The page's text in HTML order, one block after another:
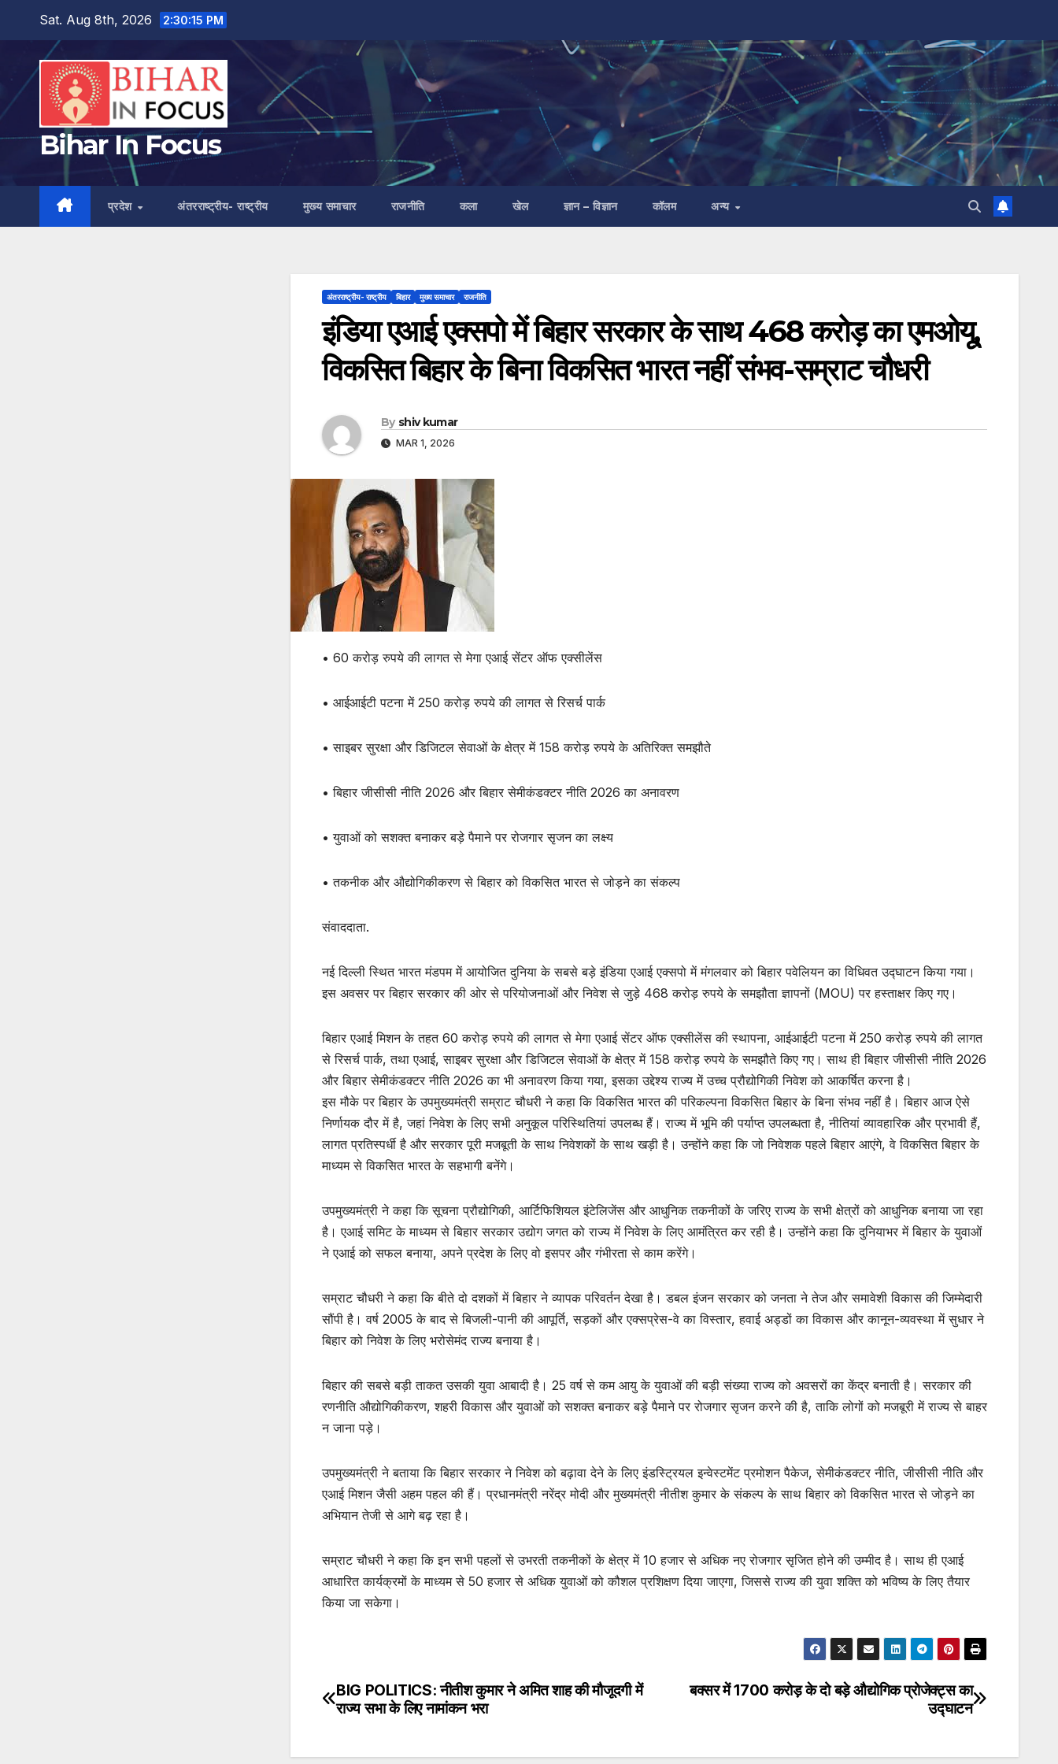
content
Sat. Aug 8th, 2026 2:30:16 PM
Bihar In Focus
प्रदेश अंतरराष्ट्रीय- राष्ट्रीय मुख्य समाचार राजनीति कला खेल ज्ञान – विज्ञान कॉलम अन्य
अंतरराष्ट्रीय- राष्ट्रीय बिहार मुख्य समाचार राजनीति
इंडिया एआई एक्सपो में बिहार सरकार के साथ 468 करोड़ का एमओयू,
विकसित बिहार के बिना विकसित भारत नहीं संभव-सम्राट चौधरी
By shiv kumar
MAR 1, 2026
• 60 करोड़ रुपये की लागत से मेगा एआई सेंटर ऑफ एक्सीलेंस
• आईआईटी पटना में 250 करोड़ रुपये की लागत से रिसर्च पार्क
• साइबर सुरक्षा और डिजिटल सेवाओं के क्षेत्र में 158 करोड़ रुपये के अतिरिक्त समझौते
• बिहार जीसीसी नीति 2026 और बिहार सेमीकंडक्टर नीति 2026 का अनावरण
• युवाओं को सशक्त बनाकर बड़े पैमाने पर रोजगार सृजन का लक्ष्य
• तकनीक और औद्योगिकीकरण से बिहार को विकसित भारत से जोड़ने का संकल्प
संवाददाता.
नई दिल्ली स्थित भारत मंडपम में आयोजित दुनिया के सबसे बड़े इंडिया एआई एक्सपो में मंगलवार को बिहार पवेलियन का विधिवत उद्घाटन किया गया।
इस अवसर पर बिहार सरकार की ओर से परियोजनाओं और निवेश से जुड़े 468 करोड़ रुपये के समझौता ज्ञापनों (MOU) पर हस्ताक्षर किए गए।
बिहार एआई मिशन के तहत 60 करोड़ रुपये की लागत से मेगा एआई सेंटर ऑफ एक्सीलेंस की स्थापना, आईआईटी पटना में 250 करोड़ रुपये की लागत
से रिसर्च पार्क, तथा एआई, साइबर सुरक्षा और डिजिटल सेवाओं के क्षेत्र में 158 करोड़ रुपये के समझौते किए गए। साथ ही बिहार जीसीसी नीति 2026
और बिहार सेमीकंडक्टर नीति 2026 का भी अनावरण किया गया, इसका उद्देश्य राज्य में उच्च प्रौद्योगिकी निवेश को आकर्षित करना है।
इस मौके पर बिहार के उपमुख्यमंत्री सम्राट चौधरी ने कहा कि विकसित भारत की परिकल्पना विकसित बिहार के बिना संभव नहीं है। बिहार आज ऐसे
निर्णायक दौर में है, जहां निवेश के लिए सभी अनुकूल परिस्थितियां उपलब्ध हैं। राज्य में भूमि की पर्याप्त उपलब्धता है, नीतियां व्यावहारिक और प्रभावी हैं,
लागत प्रतिस्पर्धी है और सरकार पूरी मजबूती के साथ निवेशकों के साथ खड़ी है। उन्होंने कहा कि जो निवेशक पहले बिहार आएंगे, वे विकसित बिहार के
माध्यम से विकसित भारत के सहभागी बनेंगे।
उपमुख्यमंत्री ने कहा कि सूचना प्रौद्योगिकी, आर्टिफिशियल इंटेलिजेंस और आधुनिक तकनीकों के जरिए राज्य के सभी क्षेत्रों को आधुनिक बनाया जा रहा
है। एआई समिट के माध्यम से बिहार सरकार उद्योग जगत को राज्य में निवेश के लिए आमंत्रित कर रही है। उन्होंने कहा कि दुनियाभर में बिहार के युवाओं
ने एआई को सफल बनाया, अपने प्रदेश के लिए वो इसपर और गंभीरता से काम करेंगे।
सम्राट चौधरी ने कहा कि बीते दो दशकों में बिहार ने व्यापक परिवर्तन देखा है। डबल इंजन सरकार को जनता ने तेज और समावेशी विकास की जिम्मेदारी
सौंपी है। वर्ष 2005 के बाद से बिजली-पानी की आपूर्ति, सड़कों और एक्सप्रेस-वे का विस्तार, हवाई अड्डों का विकास और कानून-व्यवस्था में सुधार ने
बिहार को निवेश के लिए भरोसेमंद राज्य बनाया है।
बिहार की सबसे बड़ी ताकत उसकी युवा आबादी है। 25 वर्ष से कम आयु के युवाओं की बड़ी संख्या राज्य को अवसरों का केंद्र बनाती है। सरकार की
रणनीति औद्योगिकीकरण, शहरी विकास और युवाओं को सशक्त बनाकर बड़े पैमाने पर रोजगार सृजन करने की है, ताकि लोगों को मजबूरी में राज्य से बाहर
न जाना पड़े।
उपमुख्यमंत्री ने बताया कि बिहार सरकार ने निवेश को बढ़ावा देने के लिए इंडस्ट्रियल इन्वेस्टमेंट प्रमोशन पैकेज, सेमीकंडक्टर नीति, जीसीसी नीति और
एआई मिशन जैसी अहम पहल की हैं। प्रधानमंत्री नरेंद्र मोदी और मुख्यमंत्री नीतीश कुमार के संकल्प के साथ बिहार को विकसित भारत से जोड़ने का
अभियान तेजी से आगे बढ़ रहा है।
सम्राट चौधरी ने कहा कि इन सभी पहलों से उभरती तकनीकों के क्षेत्र में 10 हजार से अधिक नए रोजगार सृजित होने की उम्मीद है। साथ ही एआई
आधारित कार्यक्रमों के माध्यम से 50 हजार से अधिक युवाओं को कौशल प्रशिक्षण दिया जाएगा, जिससे राज्य की युवा शक्ति को भविष्य के लिए तैयार
किया जा सकेगा।
Post
बक्सर में 1700 करोड़ के दो बड़े औद्योगिक प्रोजेक्ट्स का
उद्घाटन
BIG POLITICS: नीतीश कुमार ने अमित शाह की मौजूदगी में
राज्य सभा के लिए नामांकन भरा